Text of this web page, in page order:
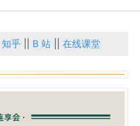
知乎 B 站 ||在线课堂